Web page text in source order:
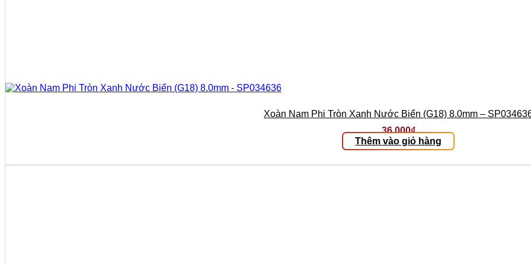
Xoàn Nam Phi Tròn Xanh Nước Biển (G18) 8.0mm –
36.000₫
Thêm vào giỏ hàng